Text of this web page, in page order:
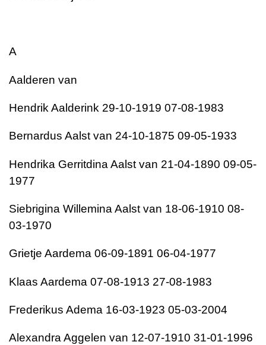
A
Aalderen van
Hendrik Aalderink 29-10-1919 07-08-1983
Bernardus Aalst van 24-10-1875 09-05-1933
Hendrika Gerritdina Aalst van 21-04-1890 09-05-
1977
Siebrigina Willemina Aalst van 18-06-1910 08-
03-1970
Grietje Aardema 06-09-1891 06-04-1977
Klaas Aardema 07-08-1913 27-08-1983
Frederikus Adema 16-03-1923 05-03-2004
Alexandra Aggelen van 12-07-1910 31-01-1996